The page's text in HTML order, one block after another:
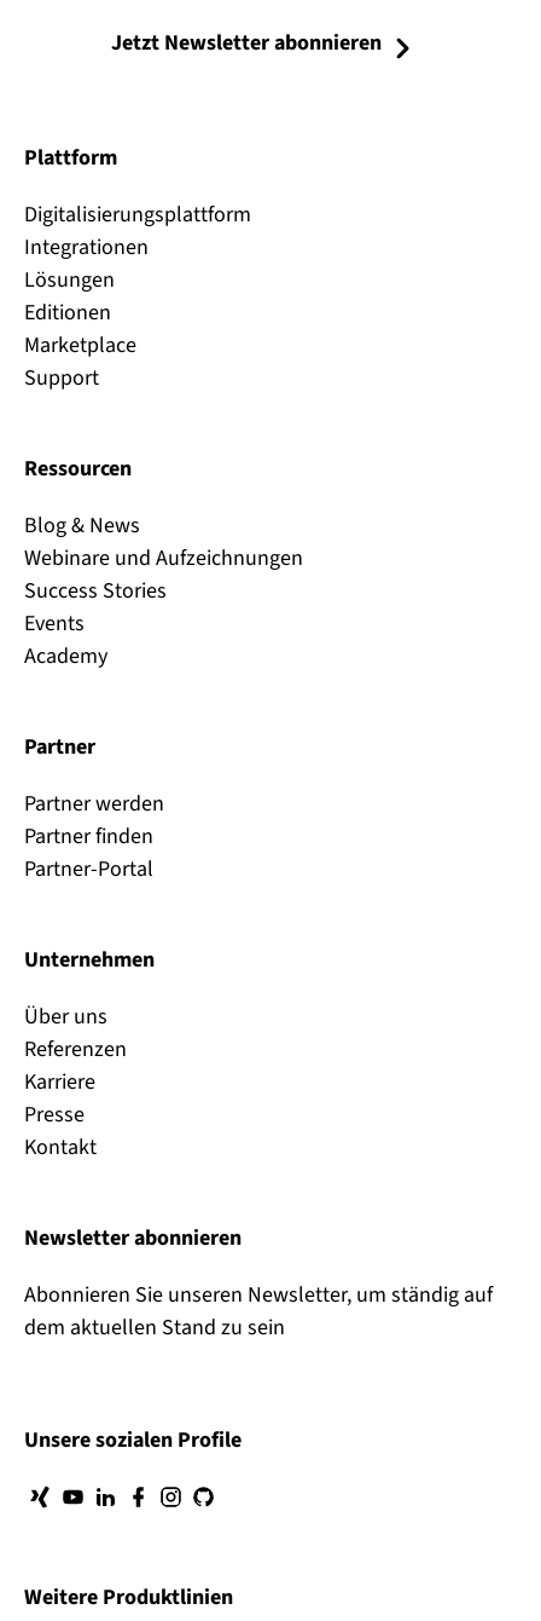
Jetzt Newsletter abonnieren
Plattform
Digitalisierungsplattform
Integrationen
Lösungen
Editionen
Marketplace
Support
Ressourcen
Blog & News
Webinare und Aufzeichnungen
Success Stories
Events
Academy
Partner
Partner werden
Partner finden
Partner-Portal
Unternehmen
Über uns
Referenzen
Karriere
Presse
Kontakt
Newsletter abonnieren
Abonnieren Sie unseren Newsletter, um ständig auf
dem aktuellen Stand zu sein
Unsere sozialen Profile
Weitere Produktlinien